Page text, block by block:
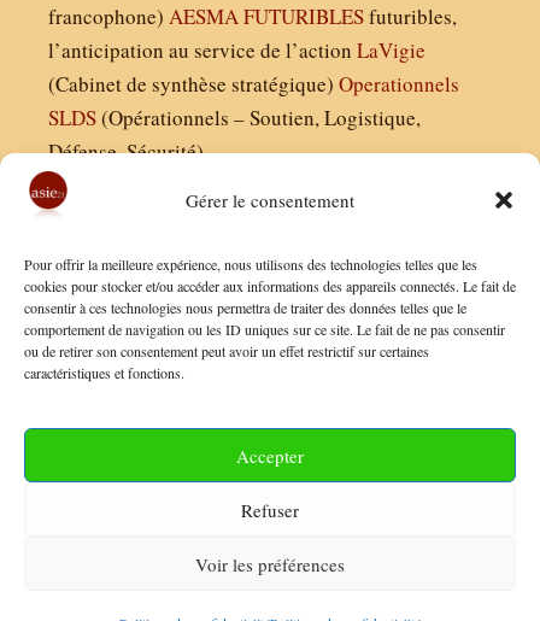
Gérer le consentement
Pour offrir la meilleure expérience, nous utilisons des technologies telles que les
cookies pour stocker et/ou accéder aux informations des appareils connectés. Le fait de
consentir à ces technologies nous permettra de traiter des données telles que le
comportement de navigation ou les ID uniques sur ce site. Le fait de ne pas consentir
ou de retirer son consentement peut avoir un effet restrictif sur certaines
caractéristiques et fonctions.
Accepter
Refuser
Voir les préférences
francophone) AESMAFUTURIBLESfuturibles,
l’anticipation au service de l’action LaVigie
(Cabinet de synthèse stratégique) Operationnels
SLDS(Opérationnels – Soutien, Logistique,
Défense, Sécurité)
Finaldées EURL
Siège social : 13 avenue Boudon, 75016, Paris
Nous contacter
Conditions Générales de Vente
Politique de Confidentialité